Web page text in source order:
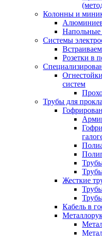
Колонны и
Напольные
Системы
Розетки в
систем
Трубы для
Жесткие
Кабель в